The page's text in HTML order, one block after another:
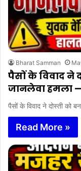
Bharat Samman
पैसों के विवाद ने
जानलेवा हमला
पैसों के विवाद ने दोस्ती को
Read More »